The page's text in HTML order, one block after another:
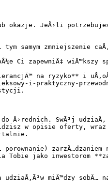
okazje. JeÅ›li
samym zmniejszenie
Ci zapewniÄ‡ wiÄ™kszy
na ryzyko** i
i-praktyczny-
SwÃ³j udziaÅ‚
w opisie oferty, wraz z
zarzÄ…dzaniem
Tobie jako inwestorom
miÄ™dzy